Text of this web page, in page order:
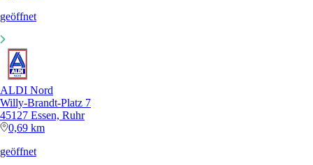
geöffnet
ALDI Nord
Willy-Brandt-Platz 7
45127 Essen, Ruhr
0,69 km
geöffnet